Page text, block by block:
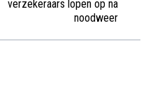
verzekeraars lopen op na
noodweer